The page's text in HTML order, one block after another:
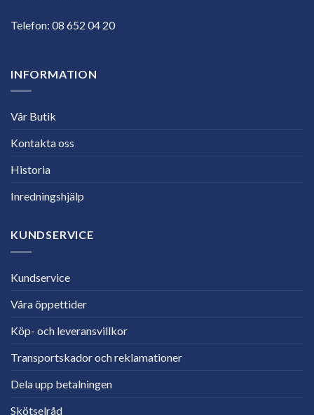
Telefon: 08 652 04 20
INFORMATION
Vår Butik
Kontakta oss
Historia
Inredningshjälp
KUNDSERVICE
Kundservice
Våra öppettider
Köp- och leveransvillkor
Transportskador och reklamationer
Dela upp betalningen
Skötselråd